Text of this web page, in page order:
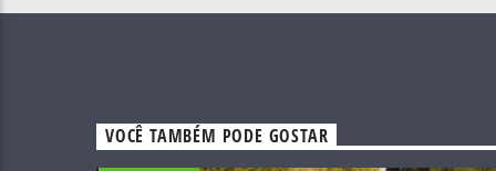
VOCÊ TAMBÉM PODE GOSTAR